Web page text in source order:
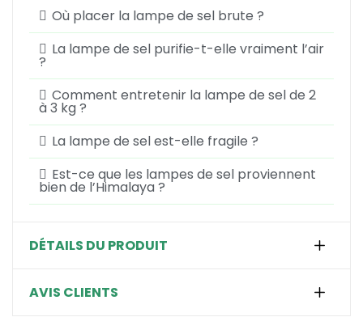
Où placer la lampe de sel brute ?
La lampe de sel purifie-t-elle vraiment l’air
?
Comment entretenir la lampe de sel de 2
à 3 kg ?
La lampe de sel est-elle fragile ?
Est-ce que les lampes de sel proviennent
bien de l’Himalaya ?
DÉTAILS DU PRODUIT
AVIS CLIENTS